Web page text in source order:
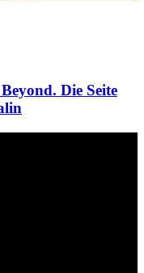
Die Seite